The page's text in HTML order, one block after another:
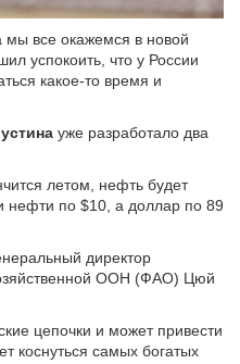
мы все окажемся в новой
успокоить, что у России
какое-то время и
уже разработало два
летом, нефть будет
нефти по $10, а доллар по 89
директор
ООН (ФАО) Цюй
цепочки и может привести
коснуться самых богатых